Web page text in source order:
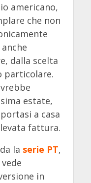
americano,
che non
dalla scelta
particolare.
estate,
a casa
fattura.
la serie PT,
in